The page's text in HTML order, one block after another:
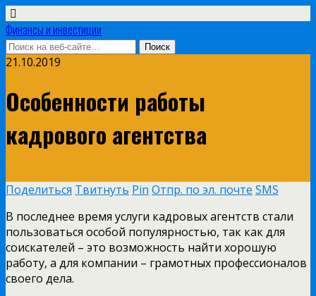
Финансы и инвестиции
21.10.2019
Особенности работы
кадрового агентства
Поделиться Твитнуть Pin Отпр. по эл. почте SMS
В последнее время услуги кадровых агентств стали
пользоваться особой популярностью, так как для
соискателей – это возможность найти хорошую
работу, а для компании – грамотных профессионалов
своего дела.